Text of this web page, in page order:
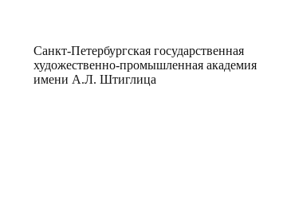
Санкт-Петербургская государственная
художественно-промышленная академия
имени А.Л. Штиглица